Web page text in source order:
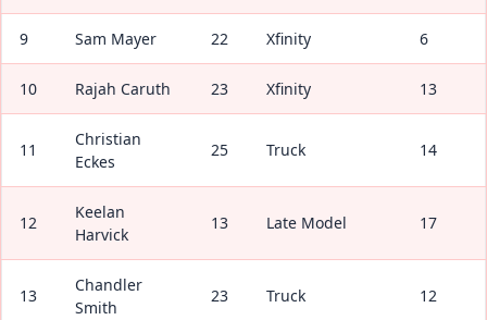
9 Sam Mayer 22 Xfinity 6
10 Rajah Caruth 23 Xfinity 13
11
Christian
Eckes
25 Truck 14
12
Keelan
Harvick
13 Late Model 17
13
Chandler
Smith
23 Truck 12